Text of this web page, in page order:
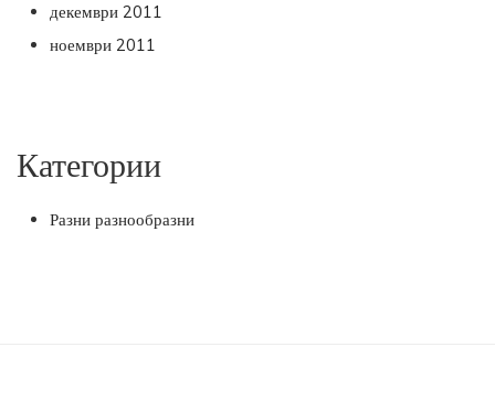
декември 2011
ноември 2011
Категории
Разни разнообразни